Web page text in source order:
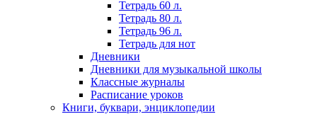
Тетрадь 60 л.
Тетрадь 80 л.
Тетрадь 96 л.
Тетрадь для нот
Дневники
Дневники для музыкальной школы
Классные журналы
Расписание уроков
Книги, буквари, энциклопедии